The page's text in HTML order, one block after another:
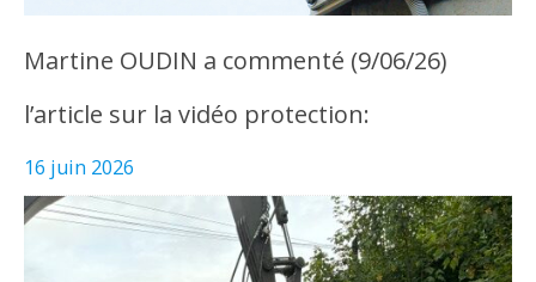
Martine OUDIN a commenté (9/06/26)
l’article sur la vidéo protection:
16 juin 2026